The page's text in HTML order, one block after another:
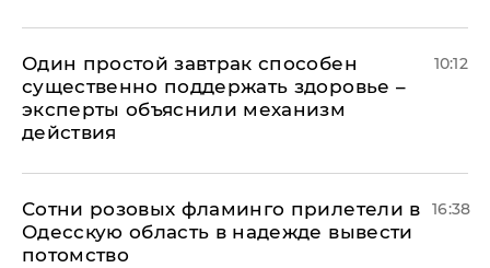
Один простой завтрак способен
существенно поддержать здоровье –
эксперты объяснили механизм
действия
10:12
Сотни розовых фламинго прилетели в
Одесскую область в надежде вывести
потомство
16:38